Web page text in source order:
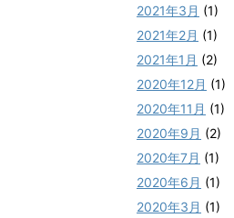
2021年3月 (1)
2021年2月 (1)
2021年1月 (2)
2020年12月 (1)
2020年11月 (1)
2020年9月 (2)
2020年7月 (1)
2020年6月 (1)
2020年3月 (1)